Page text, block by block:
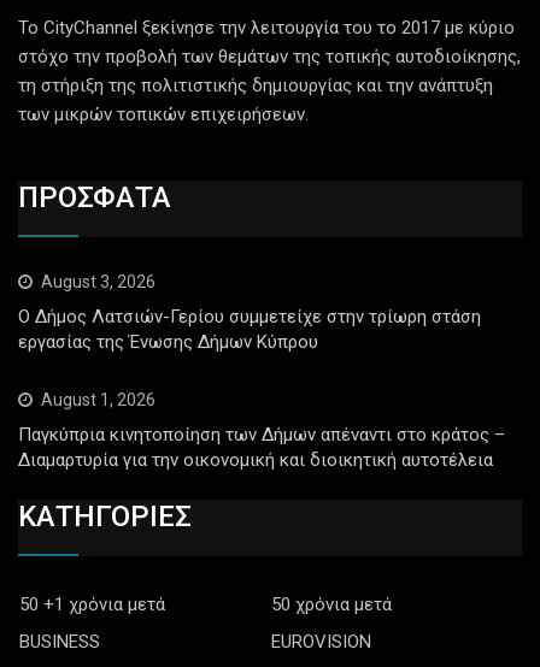
Το CityChannel ξεκίνησε την λειτουργία του το 2017 με κύριο
στόχο την προβολή των θεμάτων της τοπικής αυτοδιοίκησης,
τη στήριξη της πολιτιστικής δημιουργίας και την ανάπτυξη
των μικρών τοπικών επιχειρήσεων.
ΠΡΟΣΦΑΤΑ
August 3, 2026
Ο Δήμος Λατσιών-Γερίου συμμετείχε στην τρίωρη στάση
εργασίας της Ένωσης Δήμων Κύπρου
August 1, 2026
Παγκύπρια κινητοποίηση των Δήμων απέναντι στο κράτος –
Διαμαρτυρία για την οικονομική και διοικητική αυτοτέλεια
ΚΑΤΗΓΟΡΙΕΣ
50 +1 χρόνια μετά
50 χρόνια μετά
BUSINESS
EUROVISION